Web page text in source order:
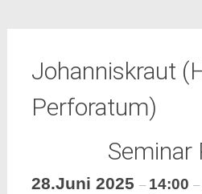
Johanniskraut
Perforatum)
Seminar
28.Juni 2025 – 14:00 –